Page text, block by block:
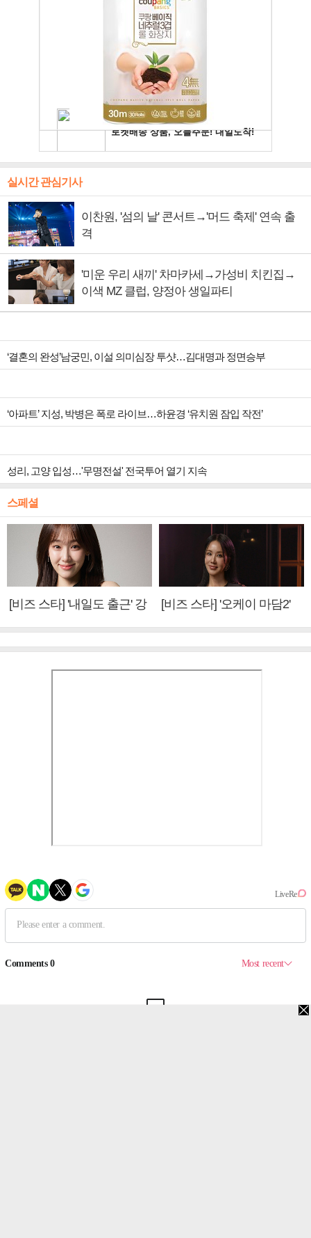
실시간 관심기사
이찬원, '섬의 날' 콘서트→'머드 축제' 연속 출
격
'미운 우리 새끼' 차마카세→가성비 치킨집→
이색 MZ 클럽, 양정아 생일파티
‘결혼의 완성’남궁민, 이설 의미심장 투샷…김대명과 정면승부
‘아파트’ 지성, 박병은 폭로 라이브…하윤경 ‘유치원 잠입 작전’
성리, 고양 입성…'무명전설' 전국투어 열기 지속
스페셜
[비즈 스타] '내일도 출근' 강
[비즈 스타] '오케이 마담2'